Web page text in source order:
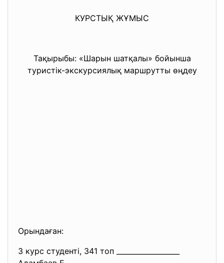
КУРСТЫҚ ЖҰМЫС
Тақырыбы: «Шарын шатқалы» бойынша
туристік-экскурсиялық маршрутты өңдеу
Орындаған:
3 курс студенті, 341 топ __________________